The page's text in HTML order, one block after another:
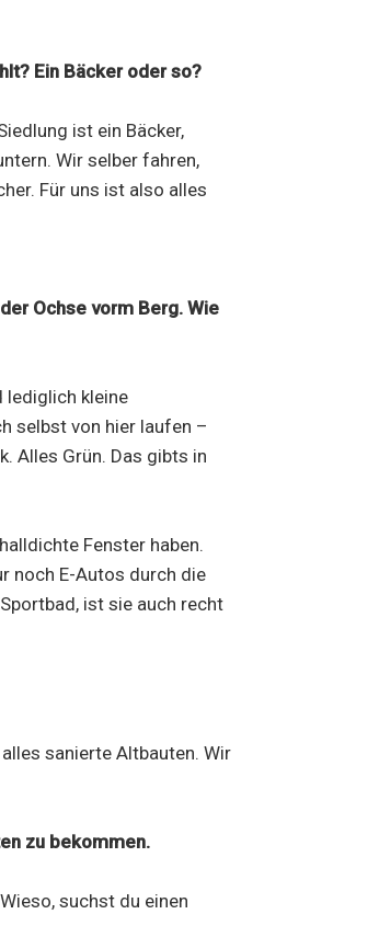
Ein Bäcker oder so?
ist ein Bäcker,
Wir selber fahren,
Für uns ist also alles
Ochse vorm Berg. Wie
lediglich kleine
selbst von hier laufen –
Alles Grün. Das gibts in
Fenster haben.
noch E-Autos durch die
ist sie auch recht
sanierte Altbauten. Wir
zu bekommen.
suchst du einen